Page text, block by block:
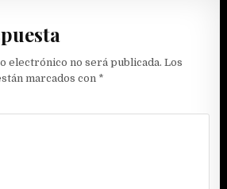
electrónico no será publicada. Los
marcados con *